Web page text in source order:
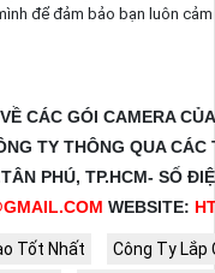
để đảm bảo bạn luôn
CÁC GÓI CAMERA
TY THÔNG QUA
PHÚ, TP.HCM- SỐ
WEBSITE:
Tốt Nhất
Công Ty Lắp